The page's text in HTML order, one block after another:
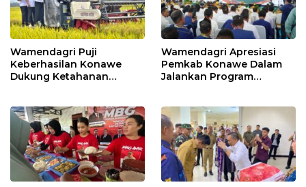
Wamendagri Puji
Keberhasilan Konawe
Dukung Ketahanan
Wamendagri Apresiasi
Pemkab Konawe Dalam
Jalankan Program